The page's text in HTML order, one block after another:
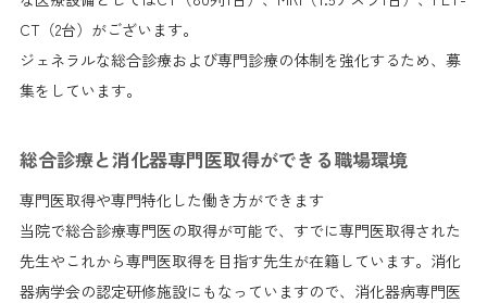
CT（2台）がございます。
ジェネラルな総合診療および専門診療の体制を強化するため、募
集をしています。
総合診療と消化器専門医取得ができる職場環境
専門医取得や専門特化した働き方ができます
当院で総合診療専門医の取得が可能で、すでに専門医取得された
先生やこれから専門医取得を目指す先生が在籍しています。消化
器病学会の認定研修施設にもなっていますので、消化器病専門医